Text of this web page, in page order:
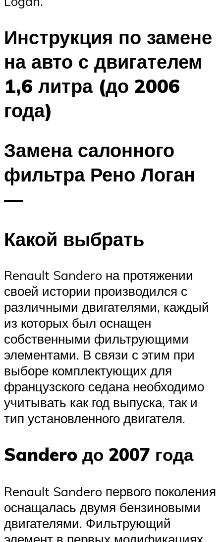
Инструкция по замене
на авто с двигателем
1,6 литра (до 2006
года)
Замена салонного
фильтра Рено Логан
—
Какой выбрать
Renault Sandero на протяжении
своей истории производился с
различными двигателями, каждый
из которых был оснащен
собственными фильтрующими
элементами. В связи с этим при
выборе комплектующих для
французского седана необходимо
учитывать как год выпуска, так и
тип установленного двигателя.
Sandero до 2007 года
Renault Sandero первого поколения
оснащалась двумя бензиновыми
двигателями. Фильтрующий
элемент в первых модификациях